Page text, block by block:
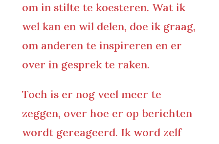
om in stilte te koesteren. Wat ik
wel kan en wil delen, doe ik graag,
om anderen te inspireren en er
over in gesprek te raken.
Toch is er nog veel meer te
zeggen, over hoe er op berichten
wordt gereageerd. Ik word zelf